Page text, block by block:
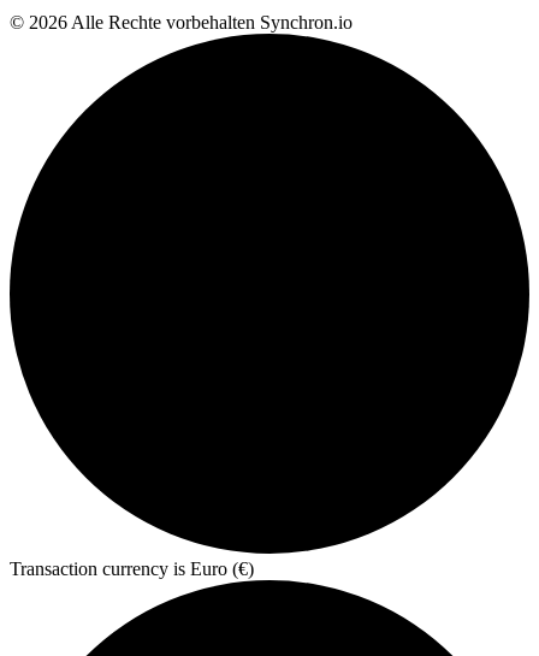
© 2026 Alle Rechte vorbehalten Synchron.io
Transaction currency is Euro (€)